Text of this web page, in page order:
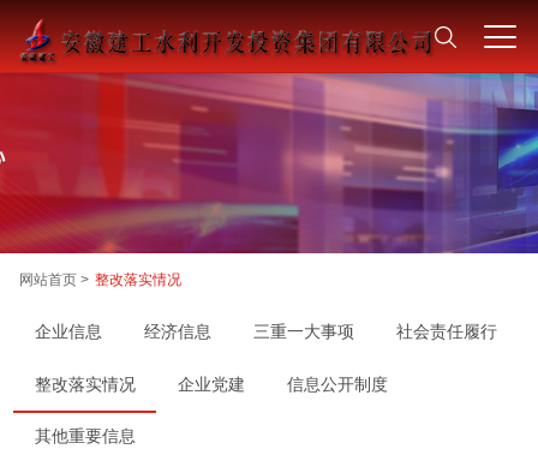
网站首页 > 整改落实情况
企业信息 经济信息 三重一大事项 社会责任履行
整改落实情况 企业党建 信息公开制度
其他重要信息